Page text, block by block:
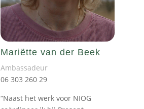
Mariëtte van der Beek
Ambassadeur
06 303 260 29
“Naast het werk voor NIOG